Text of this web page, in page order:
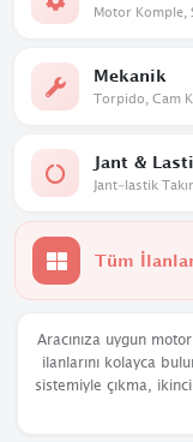
Mekanik
Jant &
Jant-lastik
Tüm
Aracınıza uygun
ilanlarını kolayca
sistemiyle çıkma,